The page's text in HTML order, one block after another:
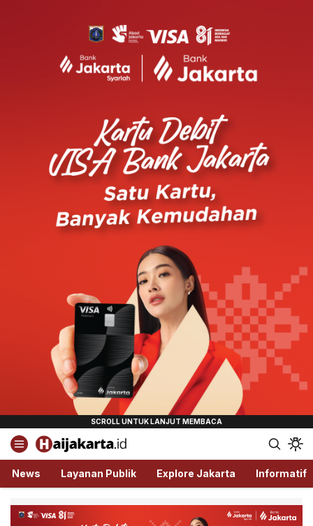
Haijakarta.id
Semua Tentang Jakarta Ada Disini!
News Layanan Publik Explore Jakarta Informatif